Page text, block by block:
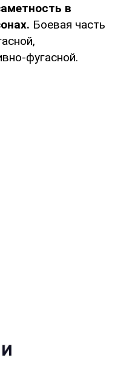
в
Боевая часть
фугасной.